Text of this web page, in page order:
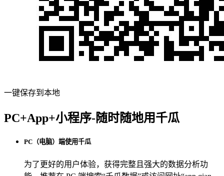
一键保存到本地
PC+App+小程序-随时随地用千瓜
PC（电脑）端使用千瓜
为了更好的用户体验，获得完整且强大的数据分析功